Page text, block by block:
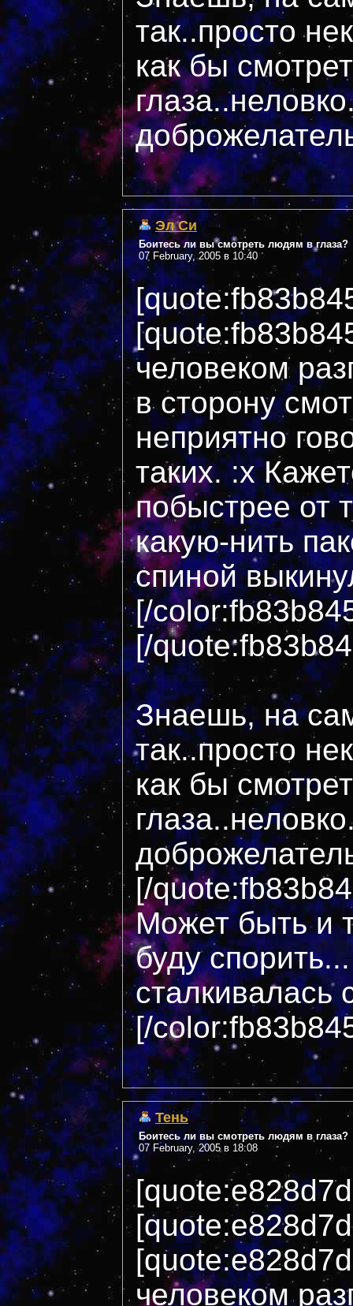
так..просто
как бы
Эл Си
Боитесь ли вы смотреть людям в глаза?
07 February, 2005 в 10:40
человеком
в сторону
неприятно
таких. :x
побыстрее от
какую-нить
спиной
[/
[/
Знаешь, на
так..просто
как бы
[/
Может быть и
буду
сталкивалась
[/
Тень
Боитесь ли вы смотреть людям в глаза?
07 February, 2005 в 18:08
человеком